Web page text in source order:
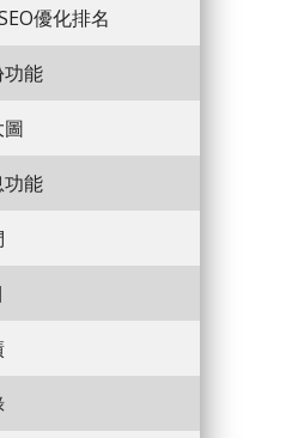
優化排名
能
能